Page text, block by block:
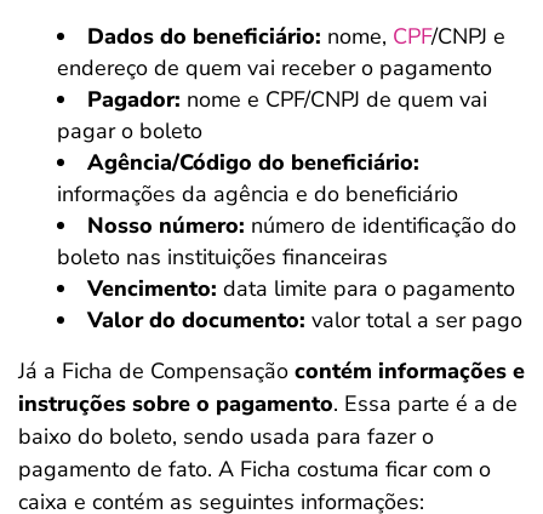
Dados do beneficiário: nome, CPF/CNPJ e
endereço de quem vai receber o pagamento
Pagador: nome e CPF/CNPJ de quem vai
pagar o boleto
Agência/Código do beneficiário:
informações da agência e do beneficiário
Nosso número: número de identificação do
boleto nas instituições financeiras
Vencimento: data limite para o pagamento
Valor do documento: valor total a ser pago
Já a Ficha de Compensação contém informações e
instruções sobre o pagamento. Essa parte é a de
baixo do boleto, sendo usada para fazer o
pagamento de fato. A Ficha costuma ficar com o
caixa e contém as seguintes informações: